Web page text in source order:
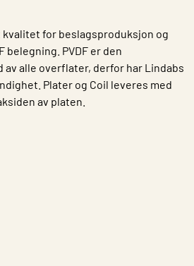
kvalitet for beslagsproduksjon og
belegning. PVDF er den
av alle overflater, derfor har Lindabs
Plater og Coil leveres med
av platen.